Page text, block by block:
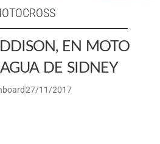
EN MOTO
DE SIDNEY
27/11/2017